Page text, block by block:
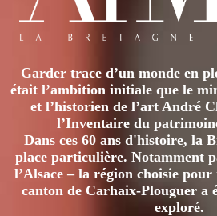
Garder trace d’un monde en
était l’ambition initiale que le
et l’historien de l’art André
l’Inventaire du
Dans ces 60 ans d'histoire, la
place particulière. Notamment
l’Alsace – la région choisie
canton de Carhaix-Plouguer a
exploré.